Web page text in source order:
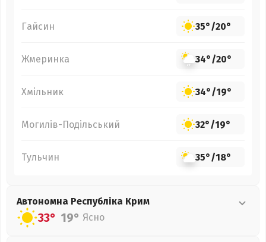
Гайсин 35°/20°
Жмеринка 34°/20°
Хмільник 34°/19°
Могилів-Подільський 32°/19°
Тульчин 35°/18°
Автономна Республіка Крим
33° 19° Ясно